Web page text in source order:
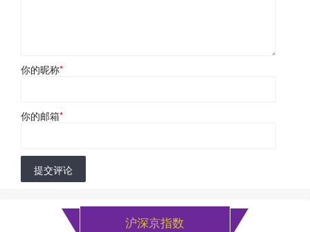
你的昵称*
你的邮箱*
提交评论
沪深京指数